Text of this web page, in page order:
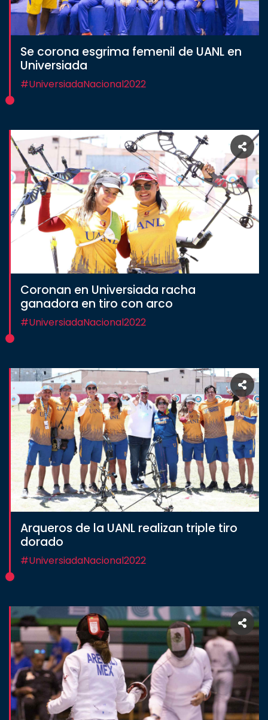
Se corona esgrima femenil de UANL en
Universiada
#UniversiadaNacional2022
Coronan en Universiada racha
ganadora en tiro con arco
#UniversiadaNacional2022
Arqueros de la UANL realizan triple tiro
dorado
#UniversiadaNacional2022